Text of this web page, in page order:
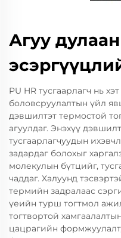
Агуу
PU HR тусгаарлагч нь
боловсруулалтын үйл
дэвшилтэт термостой
агуулдаг. Энэхүү
тусгаарлагчуудын
задардаг болохыг
молекулын бүтцийг,
чаддаг. Халуунд
термийн задралаас
үеийн турш тогтмол
тогтвортой
цацрагийн